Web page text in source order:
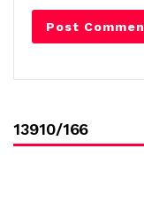
13910/166